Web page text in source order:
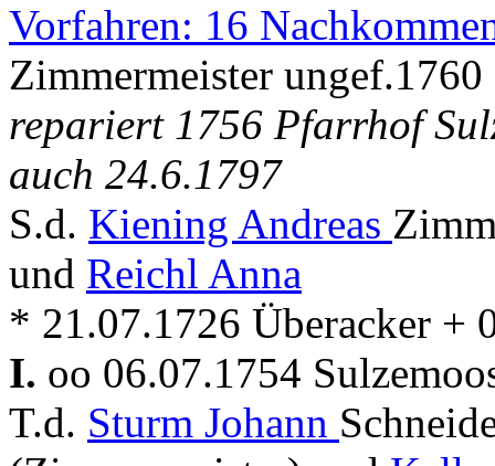
Vorfahren: 16
Zimmermeister ungef.1760
repariert 1756 Pfarrhof
auch 24.6.1797
S.d. Kiening Andreas
und Reichl Anna
* 21.07.1726 Überacker +
I. oo 06.07.1754
T.d. Sturm Johann